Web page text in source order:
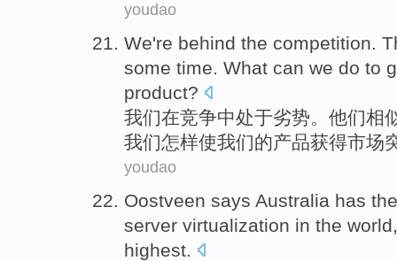
youdao
We're behind the competition.
some time. What can we do to
product?
我们在竞争中处于劣势。 他们相
我们怎样使我们的产品获得市场
youdao
Oostveen says Australia has
server virtualization in the world
highest.